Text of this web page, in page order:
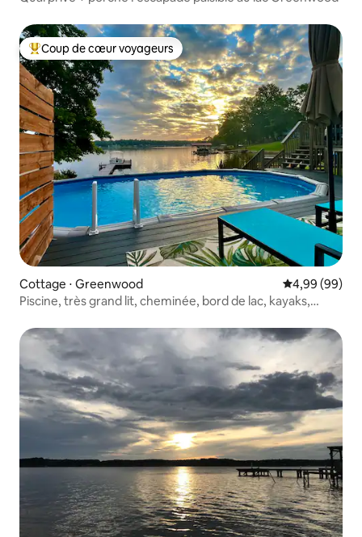
Coups de cœur voyageurs les plus appréciés
Coup de cœur voyageurs
Cottage ⋅ Greenwood Évaluation
4,99 (99)
Piscine, très grand lit, cheminée, bord de lac, kayaks,